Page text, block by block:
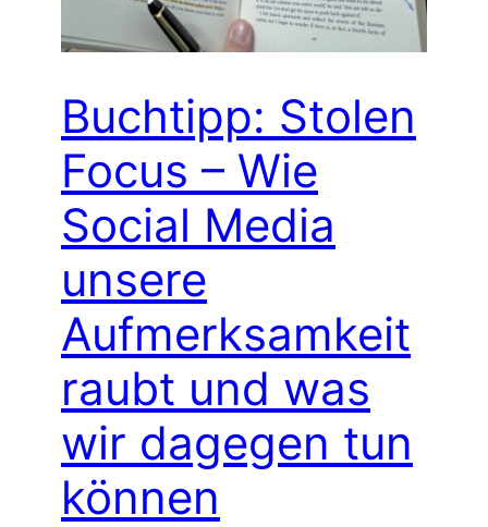
Buchtipp: Stolen
Focus – Wie
Social Media
unsere
Aufmerksamkeit
raubt und was
wir dagegen tun
können